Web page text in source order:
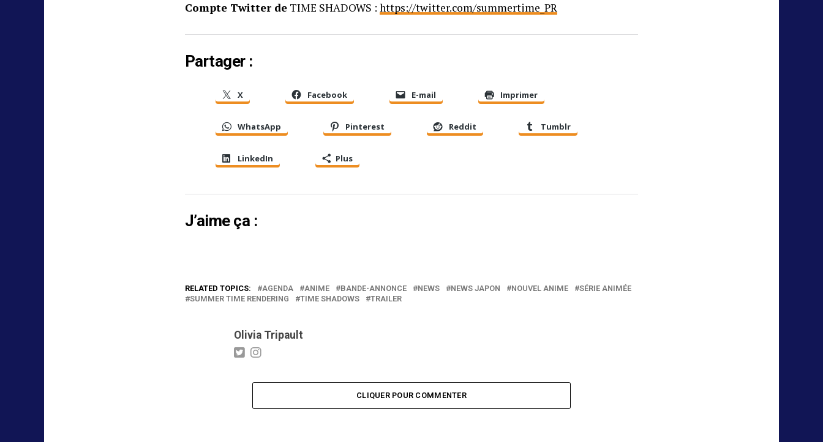
Compte Twitter de TIME SHADOWS : https://twitter.com/summertime_PR
Partager :
X Facebook E-mail Imprimer
WhatsApp Pinterest Reddit Tumblr
LinkedIn Plus
J’aime ça :
RELATED TOPICS: AGENDA ANIME BANDE-ANNONCE NEWS NEWS JAPON NOUVEL ANIME
SÉRIE ANIMÉE
SUMMER TIME RENDERING
TIME SHADOWS TRAILER
Olivia Tripault
CLIQUER POUR COMMENTER